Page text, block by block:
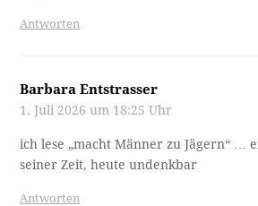
Antworten
Barbara Entstrasser
1. Juli 2026 um 18:25 Uhr
ich lese „macht Männer zu Jägern“ …
seiner Zeit, heute undenkbar
Antworten